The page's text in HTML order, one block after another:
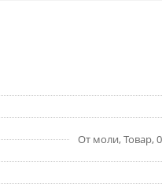
От моли, Товар,